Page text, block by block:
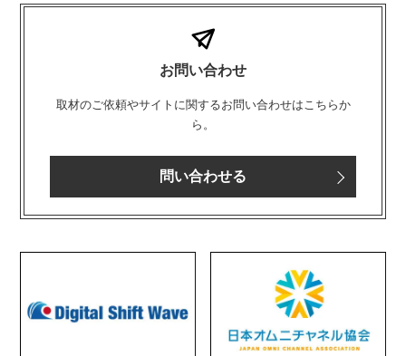
お問い合わせ
取材のご依頼やサイトに関するお問い合わせはこちらか
ら。
問い合わせる